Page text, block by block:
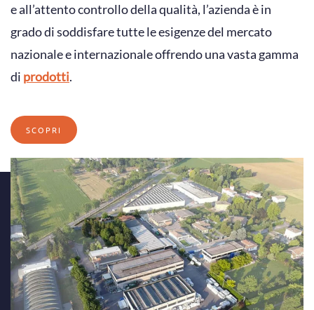
e all’attento controllo della qualità, l’azienda è in
grado di soddisfare tutte le esigenze del mercato
nazionale e internazionale offrendo una vasta gamma
di prodotti.
SCOPRI